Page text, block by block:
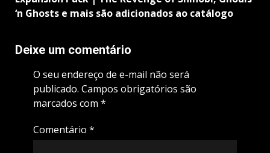
‘n Ghosts e mais são adicionados ao catálogo
Deixe um comentário
O seu endereço de e-mail não será
publicado. Campos obrigatórios são
marcados com *
Comentário *